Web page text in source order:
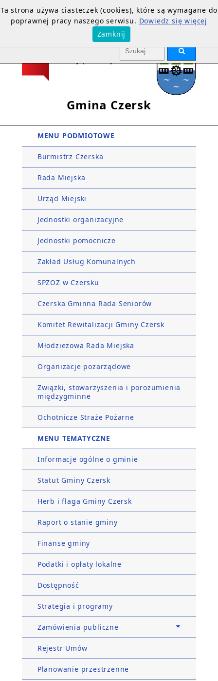
Gmina Czersk
MENU PODMIOTOWE
Burmistrz Czerska
Rada Miejska
Urząd Miejski
Jednostki organizacyjne
Jednostki pomocnicze
Zakład Usług Komunalnych
SPZOZ w Czersku
Czerska Gminna Rada Seniorów
Komitet Rewitalizacji Gminy Czersk
Młodzieżowa Rada Miejska
Organizacje pozarządowe
Związki, stowarzyszenia i porozumienia
międzygminne
Ochotnicze Straże Pożarne
MENU TEMATYCZNE
Informacje ogólne o gminie
Statut Gminy Czersk
Herb i flaga Gminy Czersk
Raport o stanie gminy
Finanse gminy
Podatki i opłaty lokalne
Dostępność
Strategia i programy
Zamówienia publiczne
Rejestr Umów
Planowanie przestrzenne
Ta strona używa ciasteczek (cookies), które są wymagane do
poprawnej pracy naszego serwisu. Dowiedz się więcej
Zamknij